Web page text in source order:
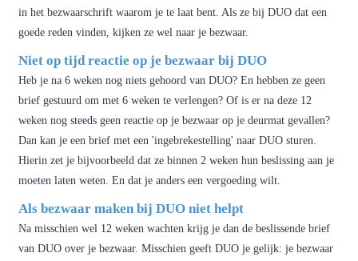
in het bezwaarschrift waarom je te laat bent. Als ze bij DUO dat een
goede reden vinden, kijken ze wel naar je bezwaar.
Niet op tijd reactie op je bezwaar bij DUO
Heb je na 6 weken nog niets gehoord van DUO? En hebben ze geen
brief gestuurd om met 6 weken te verlengen? Of is er na deze 12
weken nog steeds geen reactie op je bezwaar op je deurmat gevallen?
Dan kan je een brief met een 'ingebrekestelling' naar DUO sturen.
Hierin zet je bijvoorbeeld dat ze binnen 2 weken hun beslissing aan je
moeten laten weten. En dat je anders een vergoeding wilt.
Als bezwaar maken bij DUO niet helpt
Na misschien wel 12 weken wachten krijg je dan de beslissende brief
van DUO over je bezwaar. Misschien geeft DUO je gelijk: je bezwaar